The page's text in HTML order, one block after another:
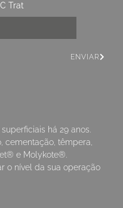
há 29 anos.
cementação, têmpera,
e Molykote®.
o nível da sua operação
Trat
ENVIAR